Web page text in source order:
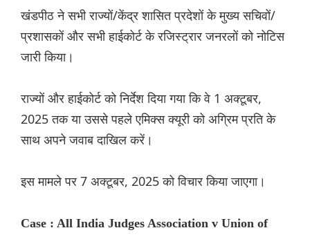
खंडपीठ ने सभी राज्यों/केंद्र शासित प्रदेशों के मुख्य सचिवों/
प्रशासकों और सभी हाईकोर्ट के रजिस्ट्रार जनरलों को नोटिस
जारी किया।
राज्यों और हाईकोर्ट को निर्देश दिया गया कि वे 1 अक्टूबर,
2025 तक या उससे पहले एमिक्स क्यूरी को अग्रिम प्रति के
साथ अपने जवाब दाखिल करें।
इस मामले पर 7 अक्टूबर, 2025 को विचार किया जाएगा।
Case : All India Judges Association v Union of